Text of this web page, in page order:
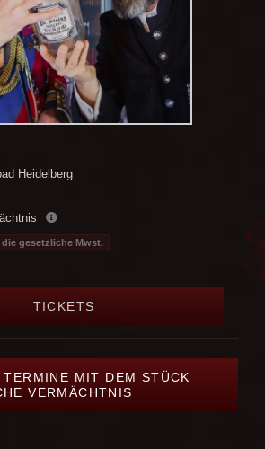
Heidelberg
gesetzliche Mwst.
TICKETS
MIT DEM STÜCK
VERMÄCHTNIS